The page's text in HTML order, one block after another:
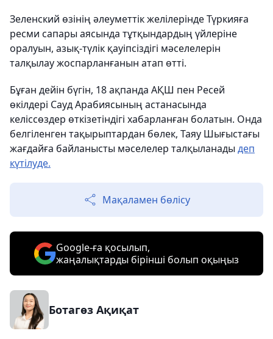
Зеленский өзінің әлеуметтік желілерінде Түркияға
ресми сапары аясында тұтқындардың үйлеріне
оралуын, азық-түлік қауіпсіздігі мәселелерін
талқылау жоспарланғанын атап өтті.
Бұған дейін бүгін, 18 ақпанда АҚШ пен Ресей
өкілдері Сауд Арабиясының астанасында
келіссөздер өткізетіндігі хабарланған болатын. Онда
белгіленген тақырыптардан бөлек, Таяу Шығыстағы
жағдайға байланысты мәселелер талқыланады деп
күтілуде.
Мақаламен бөлісу
Google-ға қосылып,
жаңалықтарды бірінші болып оқыңыз
Ботагөз Ақиқат